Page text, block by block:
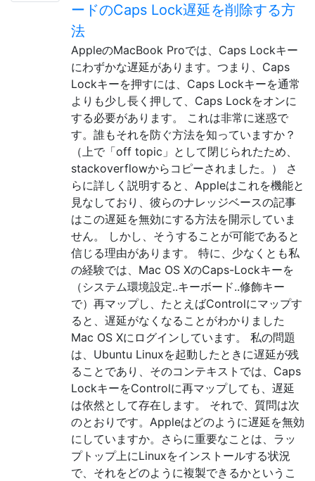
ードのCaps Lock遅延を削除する方
法
AppleのMacBook Proでは、Caps Lockキー
にわずかな遅延があります。つまり、Caps
Lockキーを押すには、Caps Lockキーを通常
よりも少し長く押して、Caps Lockをオンに
する必要があります。 これは非常に迷惑で
す。誰もそれを防ぐ方法を知っていますか？
（上で「off topic」として閉じられたため、
stackoverflowからコピーされました。） さ
らに詳しく説明すると、Appleはこれを機能と
見なしており、彼らのナレッジベースの記事
はこの遅延を無効にする方法を開示していま
せん。 しかし、そうすることが可能であると
信じる理由があります。 特に、少なくとも私
の経験では、Mac OS XのCaps-Lockキーを
（システム環境設定..キーボード..修飾キー
で）再マップし、たとえばControlにマップす
ると、遅延がなくなることがわかりました
Mac OS Xにログインしています。 私の問題
は、Ubuntu Linuxを起動したときに遅延が残
ることであり、そのコンテキストでは、Caps
LockキーをControlに再マップしても、遅延
は依然として存在します。 それで、質問は次
のとおりです。Appleはどのように遅延を無効
にしていますか。さらに重要なことは、ラッ
プトップ上にLinuxをインストールする状況
で、それをどのように複製できるかというこ